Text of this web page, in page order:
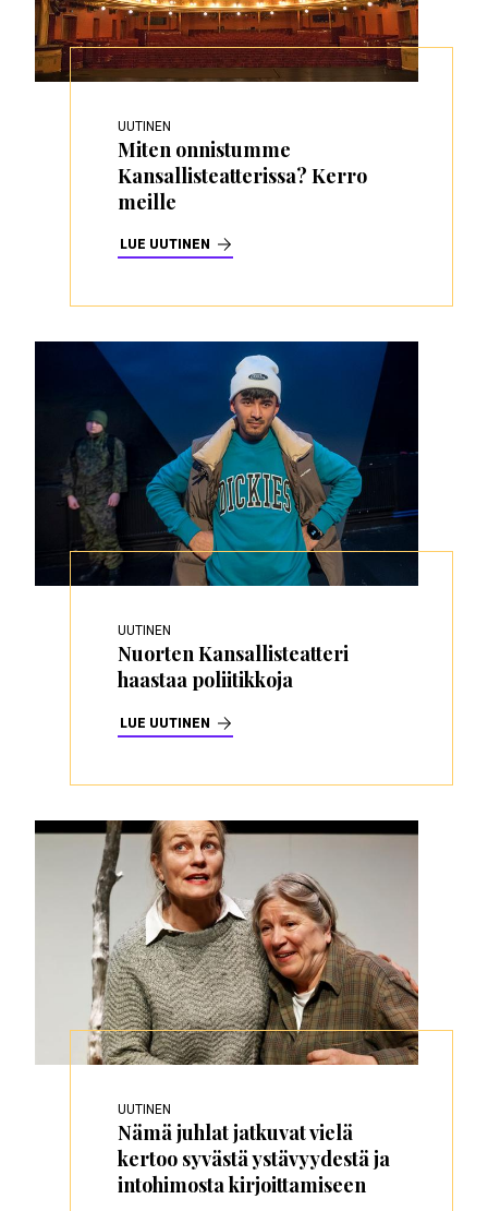
UUTINEN
Miten onnistumme
Kansallisteatterissa? Kerro
meille
LUE UUTINEN
UUTINEN
Nuorten Kansallisteatteri
haastaa poliitikkoja
LUE UUTINEN
UUTINEN
Nämä juhlat jatkuvat vielä
kertoo syvästä ystävyydestä ja
intohimosta kirjoittamiseen